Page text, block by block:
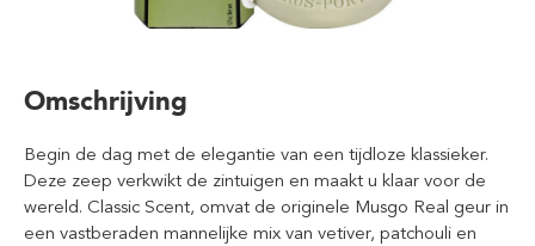
Omschrijving
Begin de dag met de elegantie van een tijdloze klassieker.
Deze zeep verkwikt de zintuigen en maakt u klaar voor de
wereld. Classic Scent, omvat de originele Musgo Real geur in
een vastberaden mannelijke mix van vetiver, patchouli en